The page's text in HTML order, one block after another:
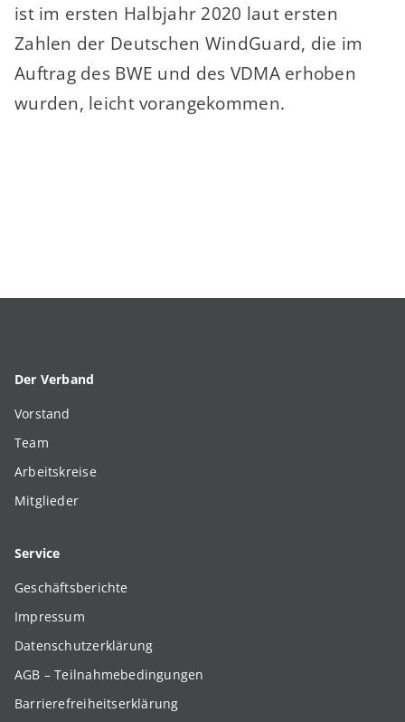
ist im ersten Halbjahr 2020 laut ersten
Zahlen der Deutschen WindGuard, die im
Auftrag des BWE und des VDMA erhoben
wurden, leicht vorangekommen.
Der Verband
Vorstand
Team
Arbeitskreise
Mitglieder
Service
Geschäftsberichte
Impressum
Datenschutzerklärung
AGB – Teilnahmebedingungen
Barrierefreiheitserklärung